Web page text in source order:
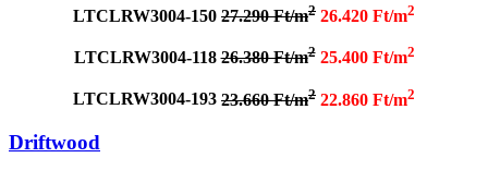
LTCLRW3004-150 27.290 Ft/m2 26.420 Ft/m2
LTCLRW3004-11826.380 Ft/m225.400 Ft/m2
LTCLRW3004-193 23.660 Ft/m2 22.860 Ft/m2
Driftwood